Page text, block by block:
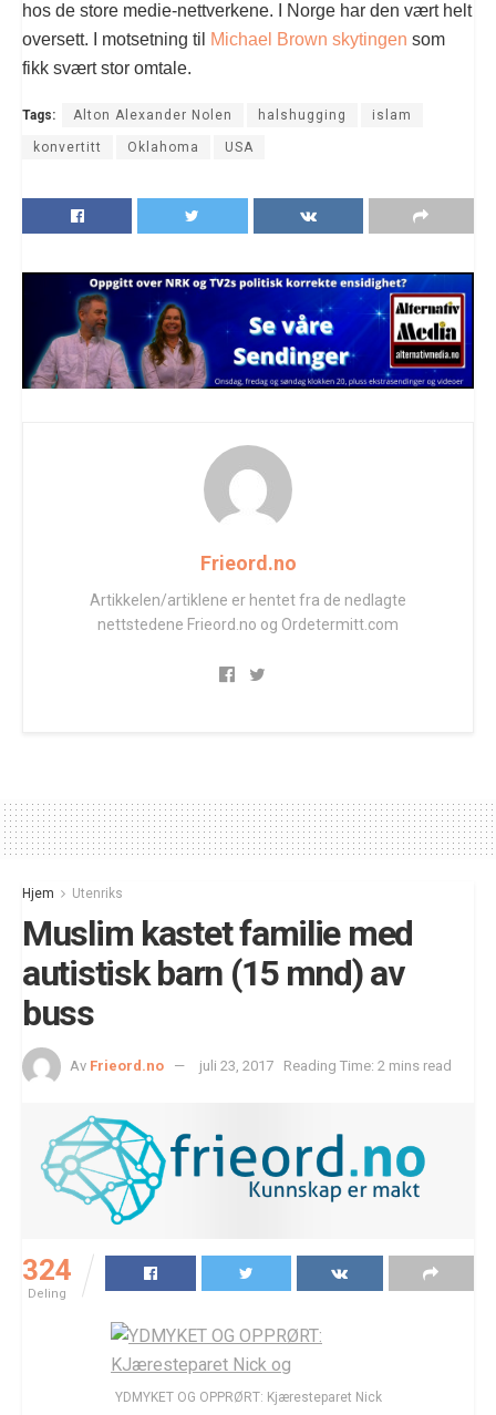
hos de store medie-nettverkene. I Norge har den vært helt
oversett. I motsetning til
Michael Brown skytingen som
fikk svært stor omtale.
Tags: Alton Alexander Nolen halshugging islam
konvertitt Oklahoma USA
Frieord.no
Artikkelen/artiklene er hentet fra de nedlagte
nettstedene Frieord.no og Ordetermitt.com
Hjem Utenriks
Muslim kastet familie med
autistisk barn (15 mnd) av
buss
Av Frieord.no juli 23, 2017 Reading Time: 2 mins read
324
Deling
YDMYKET OG OPPRØRT: Kjæresteparet Nick